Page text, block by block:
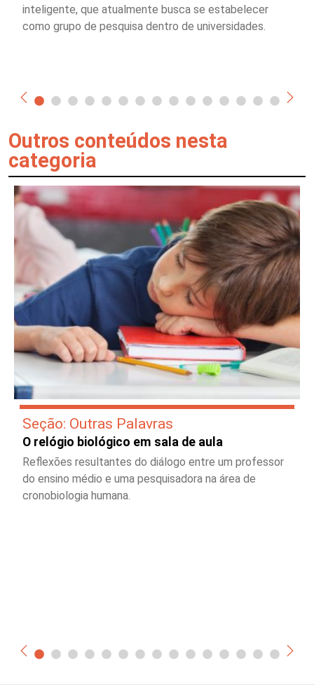
inteligente, que atualmente busca se estabelecer
como grupo de pesquisa dentro de universidades.
Outros conteúdos nesta
categoria
Seção: Outras Palavras
O relógio biológico em sala de aula
Reflexões resultantes do diálogo entre um professor
do ensino médio e uma pesquisadora na área de
cronobiologia humana.